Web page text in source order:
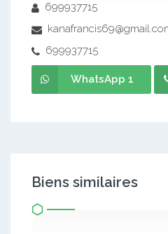
699937715
699937715
WhatsApp 1
Biens similaires